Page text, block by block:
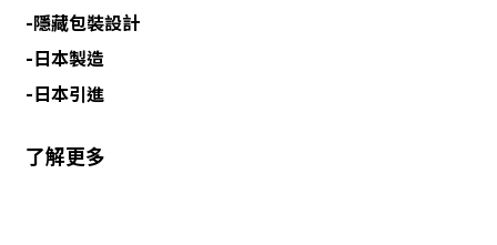
-隱藏包裝設計
-日本製造
-日本引進
了解更多